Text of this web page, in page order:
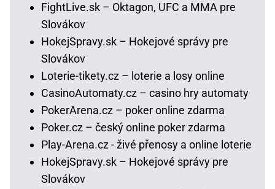
FightLive.sk – Oktagon, UFC a MMA pre
Slovákov
HokejSpravy.sk – Hokejové správy pre
Slovákov
Loterie-tikety.cz – loterie a losy online
CasinoAutomaty.cz – casino hry automaty
PokerArena.cz – poker online zdarma
Poker.cz – český online poker zdarma
Play-Arena.cz - živé přenosy a online loterie
HokejSpravy.sk – Hokejové správy pre
Slovákov